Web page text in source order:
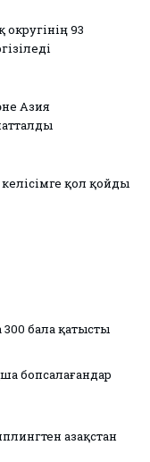
93
Азия
қол қойды
бала қатысты
бопсалағандар
Қазақстан